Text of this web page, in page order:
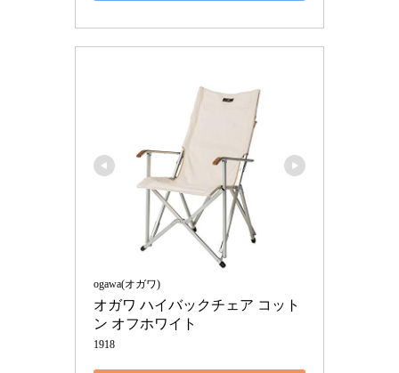
ogawa(オガワ)
オガワ ハイバックチェア コット
ン オフホワイト
1918